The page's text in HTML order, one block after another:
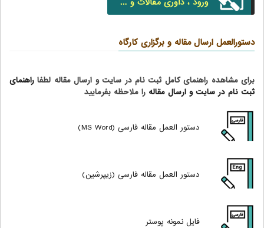
دستورالعمل ارسال مقاله و برگزاری کارگاه
برای مشاهده راهنمای کامل ثبت نام در سایت و ارسال مقاله لطفا راهنمای
ثبت نام در سایت و ارسال مقاله را ملاحظه بفرمایید
دستور العمل مقاله فارسی (MS Word)
دستور العمل مقاله فارسی (زیپرشین)
فایل نمونه پوستر